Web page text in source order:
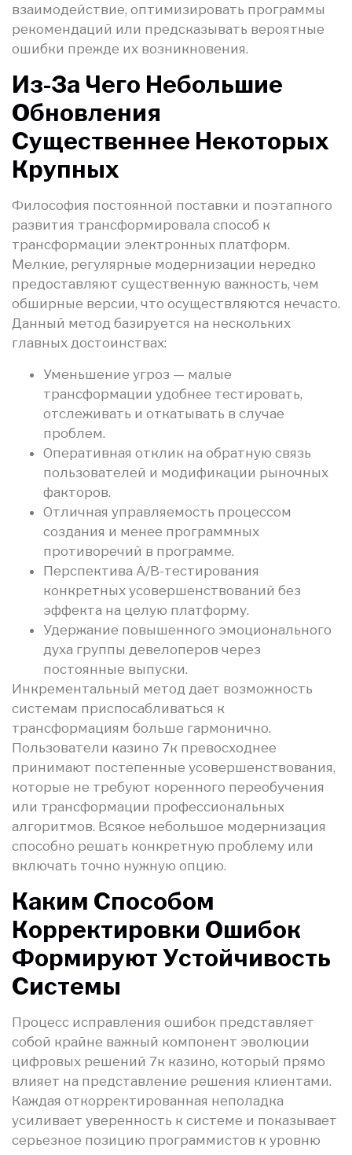
взаимодействие, оптимизировать программы
рекомендаций или предсказывать вероятные
ошибки прежде их возникновения.
Из-За Чего Небольшие
Обновления
Существеннее Некоторых
Крупных
Философия постоянной поставки и поэтапного
развития трансформировала способ к
трансформации электронных платформ.
Мелкие, регулярные модернизации нередко
предоставляют существенную важность, чем
обширные версии, что осуществляются нечасто.
Данный метод базируется на нескольких
главных достоинствах:
Уменьшение угроз — малые
трансформации удобнее тестировать,
отслеживать и откатывать в случае
проблем.
Оперативная отклик на обратную связь
пользователей и модификации рыночных
факторов.
Отличная управляемость процессом
создания и менее программных
противоречий в программе.
Перспектива A/B-тестирования
конкретных усовершенствований без
эффекта на целую платформу.
Удержание повышенного эмоционального
духа группы девелоперов через
постоянные выпуски.
Инкрементальный метод дает возможность
системам приспосабливаться к
трансформациям больше гармонично.
Пользователи казино 7к превосходнее
принимают постепенные усовершенствования,
которые не требуют коренного переобучения
или трансформации профессиональных
алгоритмов. Всякое небольшое модернизация
способно решать конкретную проблему или
включать точно нужную опцию.
Каким Способом
Корректировки Ошибок
Формируют Устойчивость
Системы
Процесс исправления ошибок представляет
собой крайне важный компонент эволюции
цифровых решений 7к казино, который прямо
влияет на представление решения клиентами.
Каждая откорректированная неполадка
усиливает уверенность к системе и показывает
серьезное позицию программистов к уровню